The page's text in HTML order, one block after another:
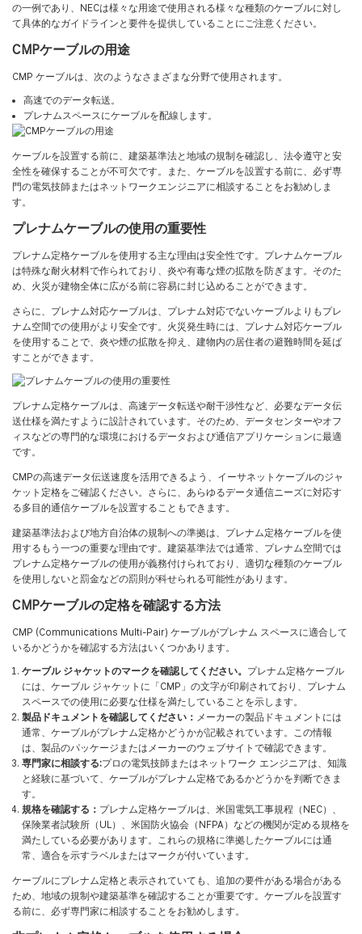
の一例であり、NECは様々な用途で使用される様々な種類のケーブルに対し
て具体的なガイドラインと要件を提供していることにご注意ください。
CMPケーブルの用途
CMP ケーブルは、次のようなさまざまな分野で使用されます。
高速でのデータ転送。
プレナムスペースにケーブルを配線します。
ケーブルを設置する前に、建築基準法と地域の規制を確認し、法令遵守と安
全性を確保することが不可欠です。また、ケーブルを設置する前に、必ず専
門の電気技師またはネットワークエンジニアに相談することをお勧めしま
す。
プレナムケーブルの使用の重要性
プレナム定格ケーブルを使用する主な理由は安全性です。プレナムケーブル
は特殊な耐火材料で作られており、炎や有毒な煙の拡散を防ぎます。そのた
め、火災が建物全体に広がる前に容易に封じ込めることができます。
さらに、プレナム対応ケーブルは、プレナム対応でないケーブルよりもプレ
ナム空間での使用がより安全です。火災発生時には、プレナム対応ケーブル
を使用することで、炎や煙の拡散を抑え、建物内の居住者の避難時間を延ば
すことができます。
プレナム定格ケーブルは、高速データ転送や耐干渉性など、必要なデータ伝
送仕様を満たすように設計されています。そのため、データセンターやオフ
ィスなどの専門的な環境におけるデータおよび通信アプリケーションに最適
です。
CMPの高速データ伝送速度を活用できるよう、イーサネットケーブルのジャ
ケット定格をご確認ください。さらに、あらゆるデータ通信ニーズに対応す
る多目的通信ケーブルを設置することもできます。
建築基準法および地方自治体の規制への準拠は、プレナム定格ケーブルを使
用するもう一つの重要な理由です。建築基準法では通常、プレナム空間では
プレナム定格ケーブルの使用が義務付けられており、適切な種類のケーブル
を使用しないと罰金などの罰則が科せられる可能性があります。
CMPケーブルの定格を確認する方法
CMP (Communications Multi-Pair) ケーブルがプレナム スペースに適合して
いるかどうかを確認する方法はいくつかあります。
ケーブル ジャケットのマークを確認してください。 プレナム定格ケーブル
には、ケーブル ジャケットに「CMP」の文字が印刷されており、プレナム
スペースでの使用に必要な仕様を満たしていることを示します。
製品ドキュメントを確認してください： メーカーの製品ドキュメントには
通常、ケーブルがプレナム定格かどうかが記載されています。この情報
は、製品のパッケージまたはメーカーのウェブサイトで確認できます。
専門家に相談する:プロの電気技師またはネットワーク エンジニアは、知識
と経験に基づいて、ケーブルがプレナム定格であるかどうかを判断できま
す。
規格を確認する： プレナム定格ケーブルは、米国電気工事規程（NEC）、
保険業者試験所（UL）、米国防火協会（NFPA）などの機関が定める規格を
満たしている必要があります。これらの規格に準拠したケーブルには通
常、適合を示すラベルまたはマークが付いています。
ケーブルにプレナム定格と表示されていても、追加の要件がある場合がある
ため、地域の規制や建築基準を確認することが重要です。ケーブルを設置す
る前に、必ず専門家に相談することをお勧めします。